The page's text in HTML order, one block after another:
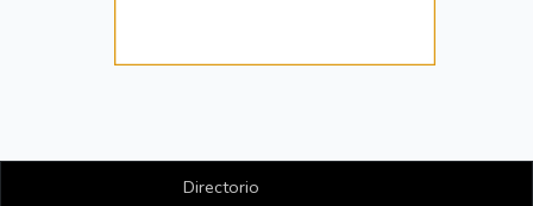
Directorio